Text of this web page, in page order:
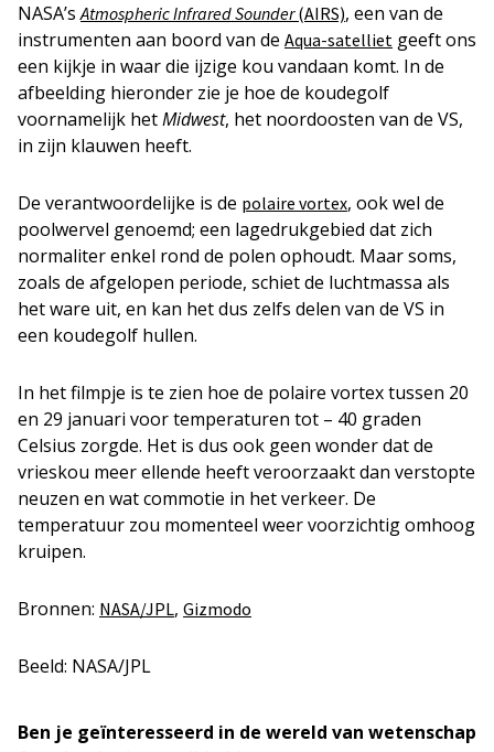
NASA’sAtmospheric Infrared Sounder(AIRS), een van de
instrumenten aan boord van de Aqua-satelliet geeft ons
een kijkje in waar die ijzige kou vandaan komt. In de
afbeelding hieronder zie je hoe de koudegolf
voornamelijk hetMidwest, het noordoosten van de VS,
in zijn klauwen heeft.
De verantwoordelijke is de polaire vortex, ook wel de
poolwervel genoemd; een lagedrukgebied dat zich
normaliter enkel rond de polen ophoudt. Maar soms,
zoals de afgelopen periode, schiet de luchtmassa als
het ware uit, en kan het dus zelfs delen van de VS in
een koudegolf hullen.
In het filmpje is te zien hoe de polaire vortex tussen 20
en 29 januari voor temperaturen tot – 40 graden
Celsius zorgde. Het is dus ook geen wonder dat de
vrieskou meer ellende heeft veroorzaakt dan verstopte
neuzen en wat commotie in het verkeer. De
temperatuur zou momenteel weer voorzichtig omhoog
kruipen.
Bronnen: NASA/JPL, Gizmodo
Beeld: NASA/JPL
Ben je geïnteresseerd in de wereld van wetenschap